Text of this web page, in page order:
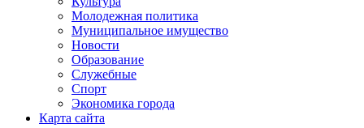
Молодежная политика
Муниципальное имущество
Новости
Образование
Служебные
Спорт
Экономика города
Карта сайта